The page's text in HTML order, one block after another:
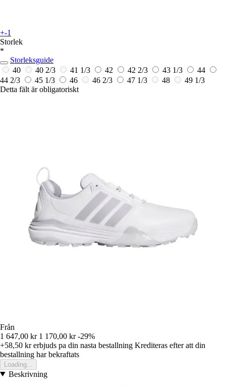
+-1
Storlek
*
Storleksguide
40
40 2/3 41 1/3 42 42 2/3 43 1/3
44
44 2/3
45 1/3 46 46 2/3 47 1/3 48
49 1/3
Detta fält är obligatoriskt
Från
1 647,00 kr 1 170,00 kr -29%
+58,50 krerbjuds pa din nasta bestallning Krediteras efter att din
bestallning har bekraftats
Loading...
Beskrivning